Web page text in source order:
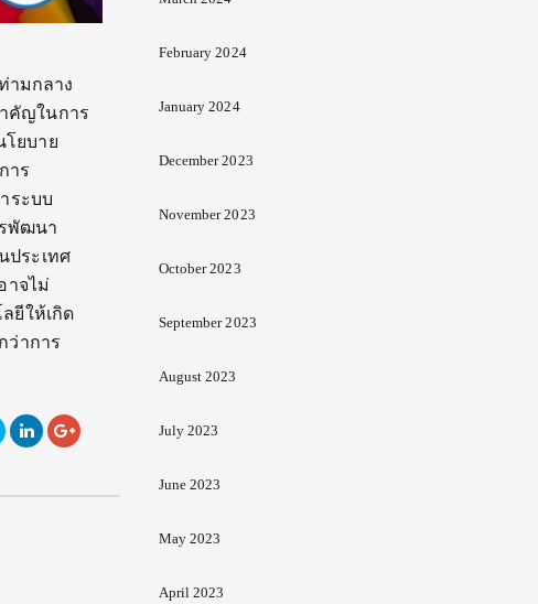
ามกลาง
คัญในการ
ยบาย
าร
ระบบ
พัฒนา
ประเทศ
าจไม่
ยีให้เกิด
ว่าการ
February 2024
January 2024
December 2023
November 2023
October 2023
September 2023
August 2023
July 2023
June 2023
May 2023
April 2023